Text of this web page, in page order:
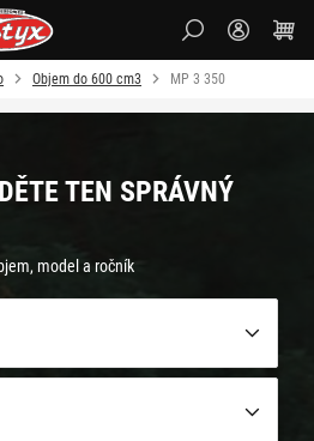
Objem do 600 cm3 MP 3 350
TEN SPRÁVNÝ
model a ročník